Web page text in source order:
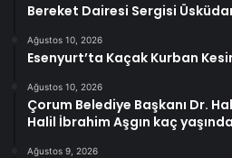
Bereket Dairesi Sergisi
Ağustos 10, 2026
Esenyurt’ta Kaçak Kurban
Ağustos 10, 2026
Çorum Belediye Başkanı Dr.
Halil İbrahim Aşgın kaç
Ağustos 9, 2026